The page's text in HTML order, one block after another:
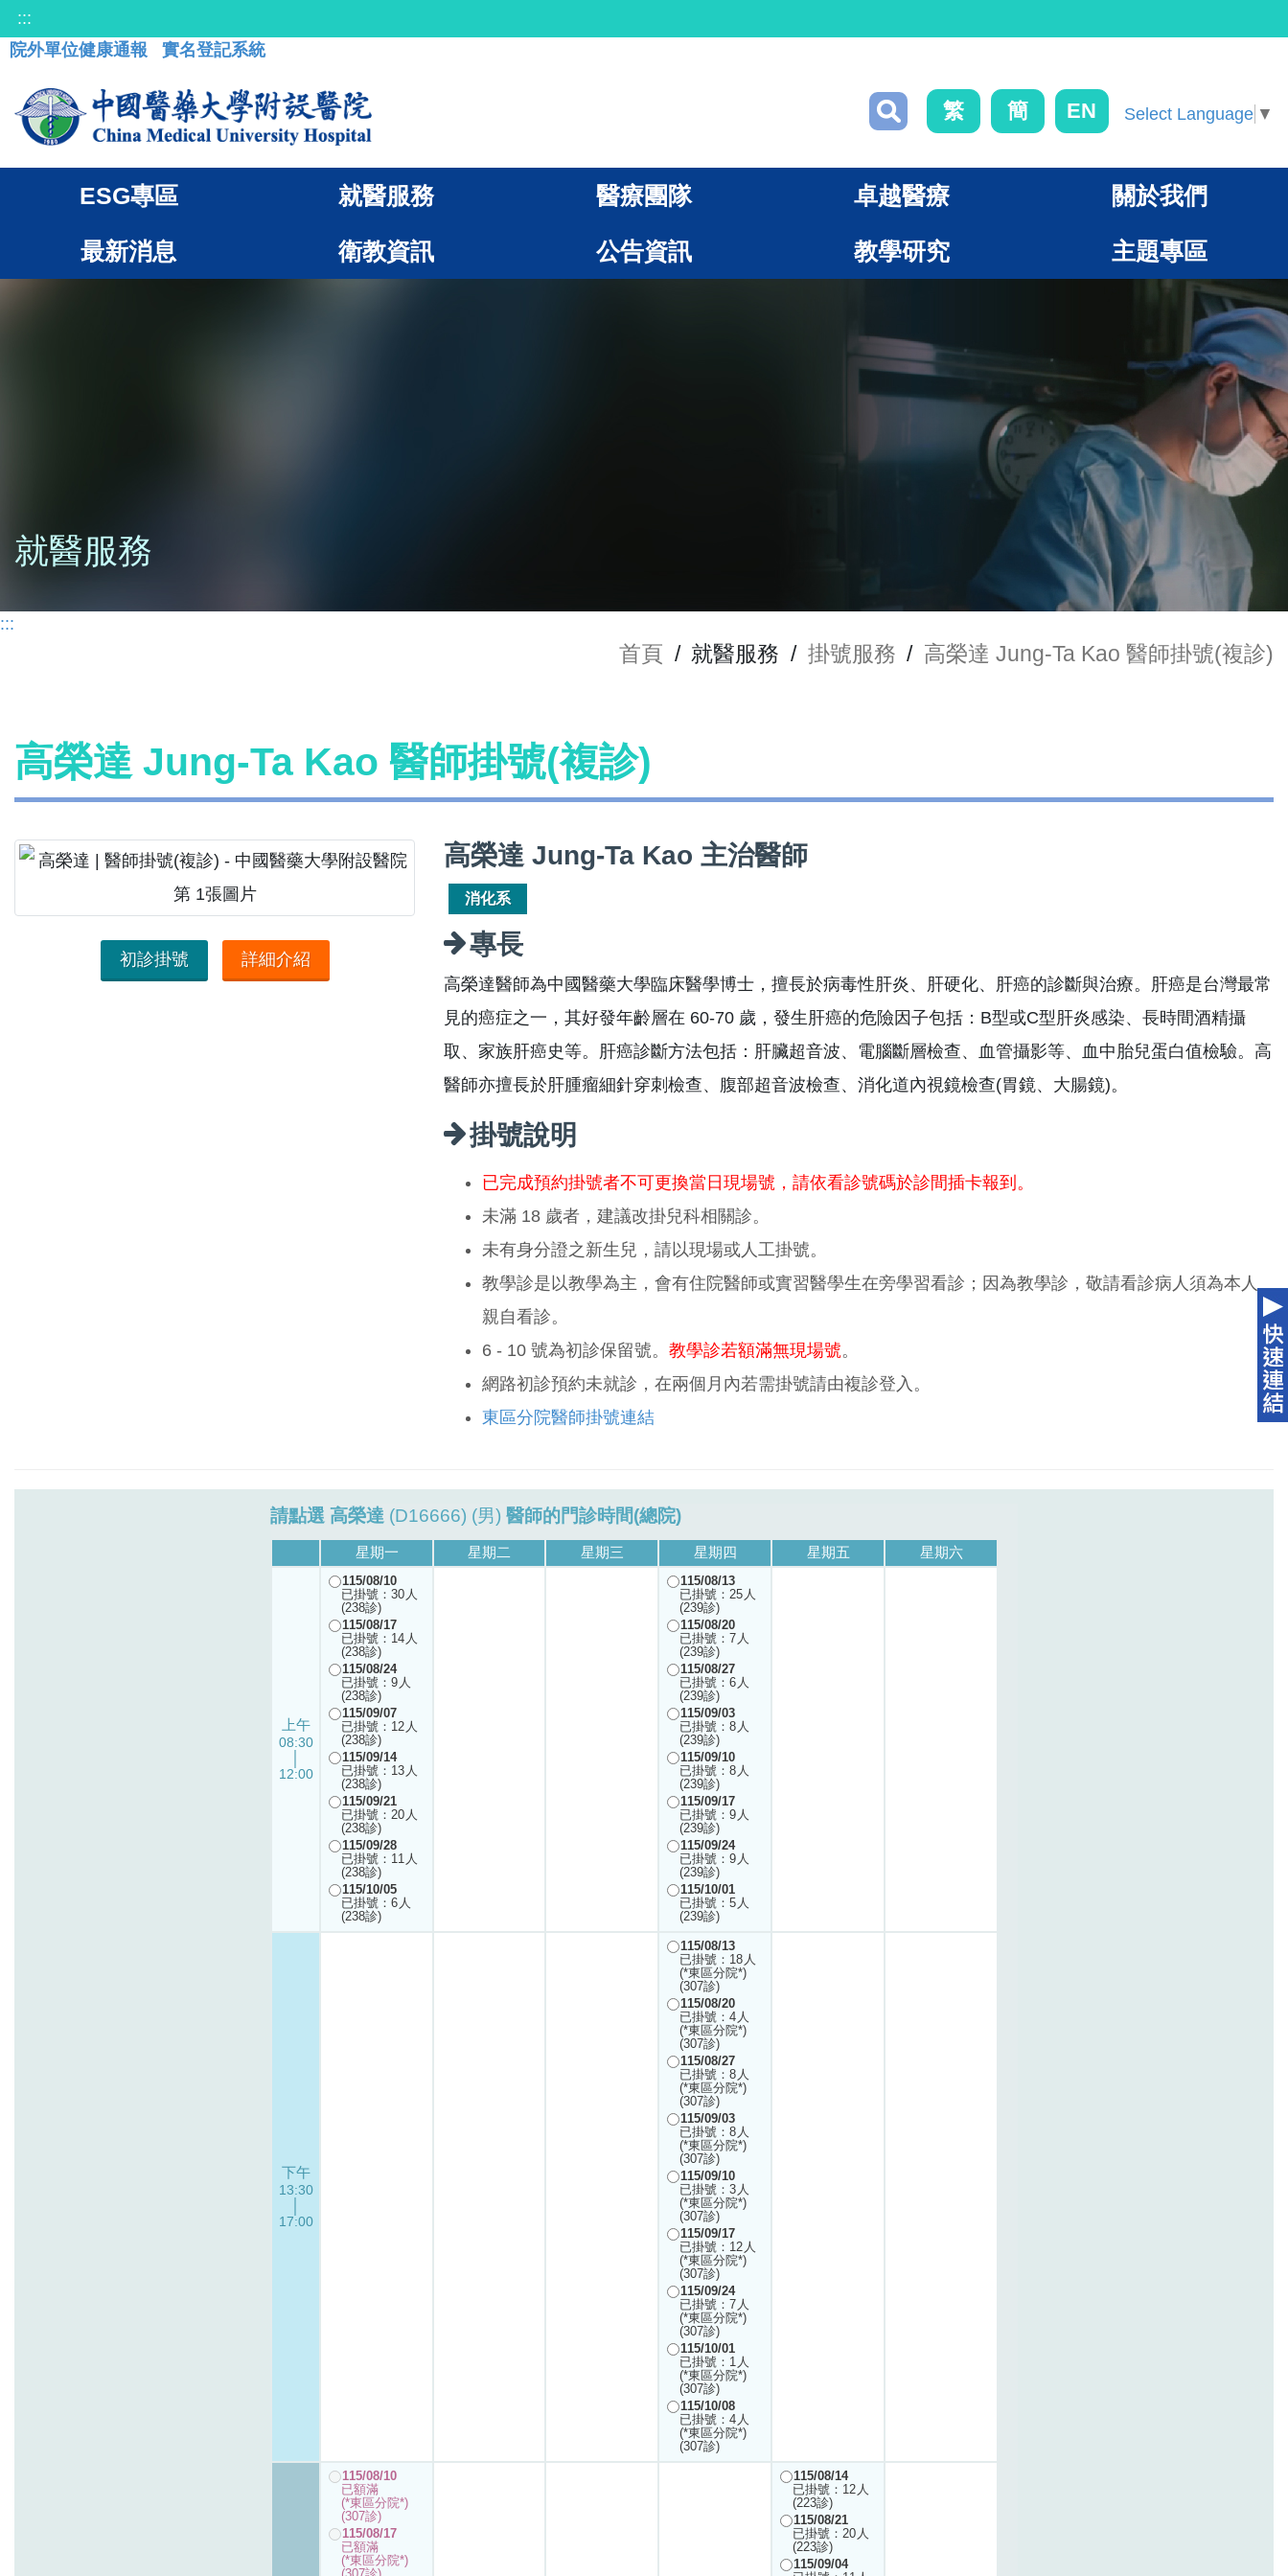
:::
院外單位健康通報
實名登記系統
繁 簡 EN Select Language ▼
ESG專區 就醫服務 醫療團隊 卓越醫療 關於我們
最新消息 衛教資訊 公告資訊 教學研究 主題專區
就醫服務
:::
首頁 / 就醫服務 / 掛號服務 / 高榮達 Jung-Ta Kao 醫師掛號(複診)
高榮達 Jung-Ta Kao 醫師掛號(複診)
初診掛號 詳細介紹
高榮達 Jung-Ta Kao 主治醫師
消化系
專長
高榮達醫師為中國醫藥大學臨床醫學博士，擅長於病毒性肝炎、肝硬化、肝癌的診斷與治療。肝癌是台灣最常
見的癌症之一，其好發年齡層在 60-70 歲，發生肝癌的危險因子包括：B型或C型肝炎感染、長時間酒精攝
取、家族肝癌史等。肝癌診斷方法包括：肝臟超音波、電腦斷層檢查、血管攝影等、血中胎兒蛋白值檢驗。高
醫師亦擅長於肝腫瘤細針穿刺檢查、腹部超音波檢查、消化道內視鏡檢查(胃鏡、大腸鏡)。
掛號說明
已完成預約掛號者不可更換當日現場號，請依看診號碼於診間插卡報到。
未滿 18 歲者，建議改掛兒科相關診。
未有身分證之新生兒，請以現場或人工掛號。
教學診是以教學為主，會有住院醫師或實習醫學生在旁學習看診；因為教學診，敬請看診病人須為本人
親自看診。
6 - 10 號為初診保留號。 教學診若額滿無現場號。
網路初診預約未就診，在兩個月內若需掛號請由複診登入。
東區分院醫師掛號連結